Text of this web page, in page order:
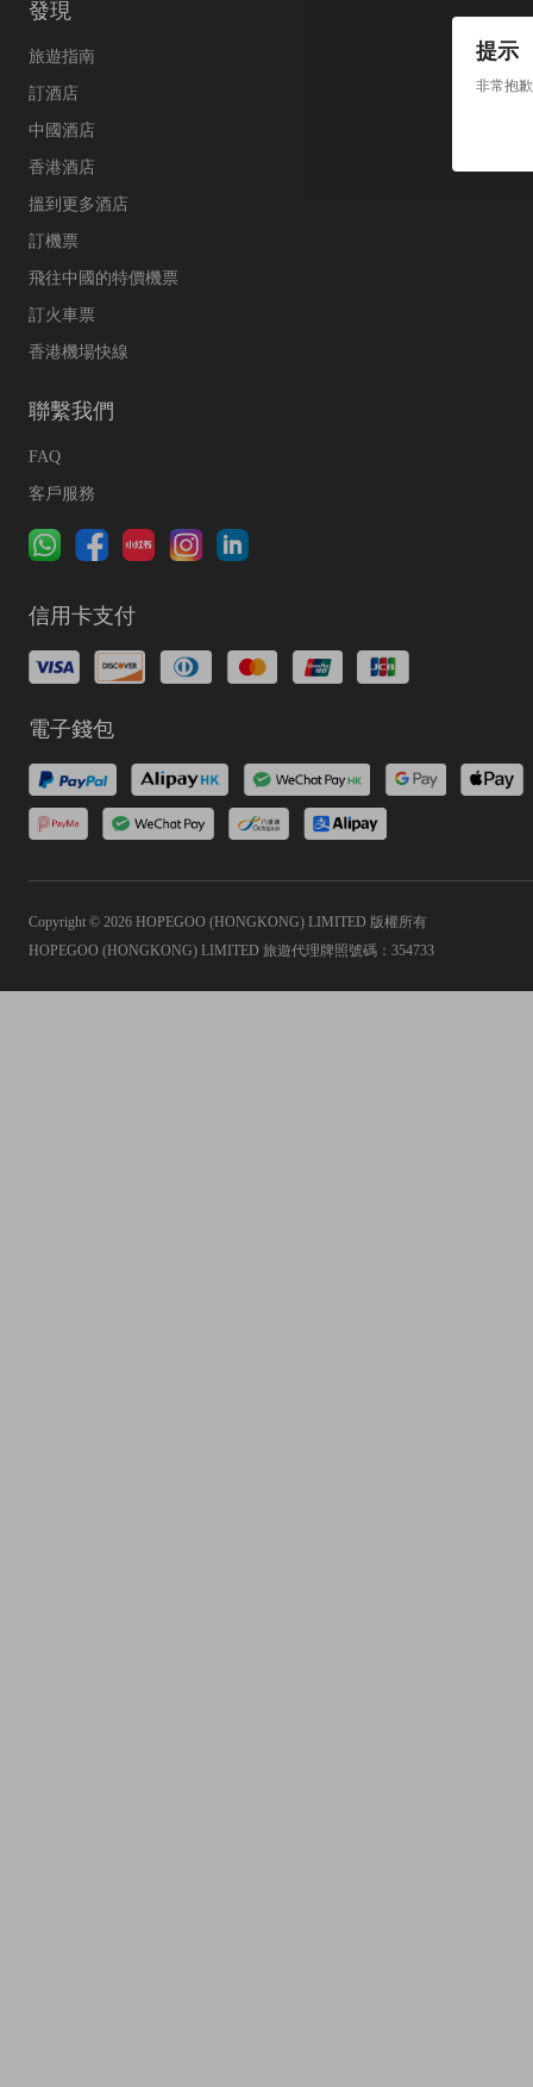
提示
非常抱
發現
旅遊指南
訂酒店
中國酒店
香港酒店
搵到更多酒店
訂機票
飛往中國的特價機票
訂火車票
香港機場快線
聯繫我們
FAQ
客戶服務
信用卡支付
電子錢包
Copyright © 2026 HOPEGOO (HONGKONG) LIMITED 版權所有
HOPEGOO (HONGKONG) LIMITED 旅遊代理牌照號碼：354733